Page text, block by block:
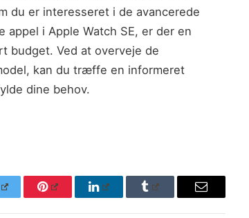
du er interesseret i de avancerede
i Apple Watch SE, er der en
budget. Ved at overveje de
kan du træffe en informeret
dine behov.
Pinterest LinkedIn Tumblr Email